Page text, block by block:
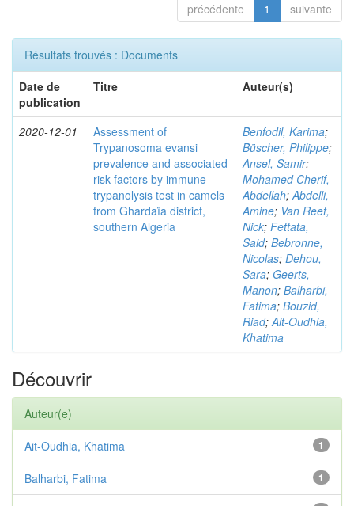
précédente 1 suivante
Résultats trouvés : Documents
Date de
publication
Titre Auteur(s)
2020-12-01
Assessment of
Trypanosoma evansi
prevalence and associated
risk factors by immune
trypanolysis test in camels
from Ghardaïa district,
southern Algeria
Benfodil, Karima;
Büscher, Philippe;
Ansel, Samir;
Mohamed Cherif,
Abdellah;Abdelli,
Amine; Van Reet,
Nick; Fettata,
Said; Bebronne,
Nicolas; Dehou,
Sara; Geerts,
Manon; Balharbi,
Fatima; Bouzid,
Riad;Ait-Oudhia,
Khatima
Découvrir
Auteur(e)
1
Ait-Oudhia, Khatima
1
Balharbi, Fatima